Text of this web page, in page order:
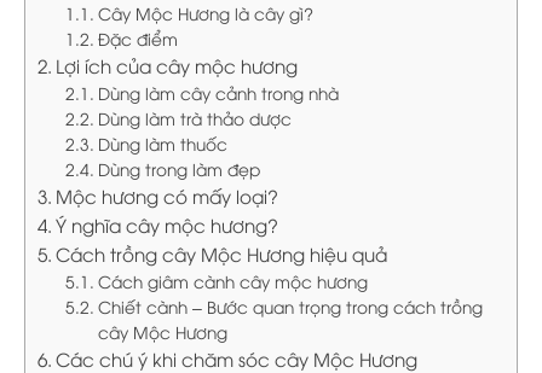
Cây Mộc Hương là cây gì?
Đặc điểm
Lợi ích của cây mộc hương
Dùng làm cây cảnh trong nhà
Dùng làm trà thảo dược
Dùng làm thuốc
Dùng trong làm đẹp
Mộc hương có mấy loại?
Ý nghĩa cây mộc hương?
Cách trồng cây Mộc Hương hiệu quả
Cách giâm cành cây mộc hương
Chiết cành – Bước quan trọng trong cách trồng
cây Mộc Hương
Các chú ý khi chăm sóc cây Mộc Hương